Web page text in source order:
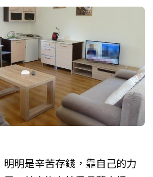
明是辛苦存錢，靠自己的力